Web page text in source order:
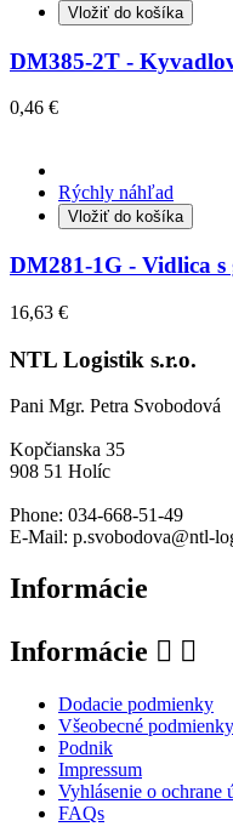
Vložiť do košíka
DM385-2T -
0,46 €
Rýchly náhľad
Vložiť do košíka
DM281-1G - Vidlica
16,63 €
NTL Logistik s.r.o.
Pani Mgr. Petra Svobodová
Kopčianska 35
908 51 Holíc
Phone: 034-668-51-49
E-Mail: p.svobodova@ntl-
Informácie
Informácie  
Dodacie podmienky
Všeobecné podmienky
Podnik
Impressum
Vyhlásenie o ochrane
FAQs